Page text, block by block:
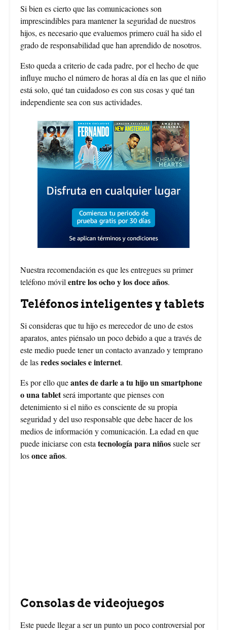
Si bien es cierto que las comunicaciones son
imprescindibles para mantener la seguridad de nuestros
hijos, es necesario que evaluemos primero cuál ha sido el
grado de responsabilidad que han aprendido de nosotros.
Esto queda a criterio de cada padre, por el hecho de que
influye mucho el número de horas al día en las que el niño
está solo, qué tan cuidadoso es con sus cosas y qué tan
independiente sea con sus actividades.
Nuestra recomendación es que les entregues su primer
teléfono móvil entre los ocho y los doce años.
Teléfonos inteligentes y tablets
Si consideras que tu hijo es merecedor de uno de estos
aparatos, antes piénsalo un poco debido a que a través de
este medio puede tener un contacto avanzado y temprano
de lasredes sociales e internet.
Es por ello queantes de darle a tu hijo un smartphone
o una tabletserá importante que pienses con
detenimiento si el niño es consciente de su propia
seguridad y del uso responsable que debe hacer de los
medios de información y comunicación. La edad en que
puede iniciarse con esta tecnología para niñossuele ser
losonce años.
Consolas de videojuegos
Este puede llegar a ser un punto un poco controversial por